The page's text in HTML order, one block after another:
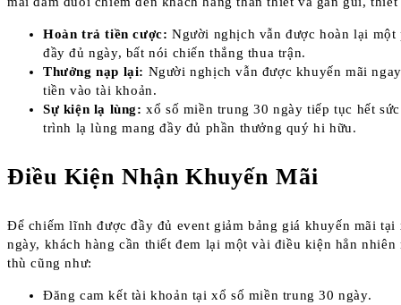
Hoàn trả tiền cược: Người nghịch vẫn được hoàn lại một
đầy đủ ngày, bất nói chiến thắng thua trận.
Thưởng nạp lại: Người nghịch vẫn được khuyến mãi
tiền vào tài khoản.
Sự kiện lạ lùng: xổ số miền trung 30 ngày tiếp tục hết
trình lạ lùng mang đầy đủ phần thưởng quý hi hữu.
Điều Kiện Nhận Khuyến Mãi
Để chiếm lĩnh được đầy đủ event giảm bảng giá khuyến mãi tại
ngày, khách hàng cần thiết đem lại một vài điều kiện hẳn nhiên
thù cũng như:
Đăng cam kết tài khoản tại xổ số miền trung 30 ngày.